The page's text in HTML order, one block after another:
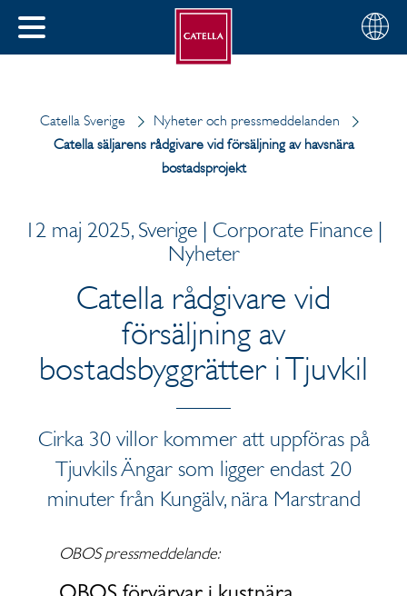
STÄNG
Välj
din
Svenska
Catella Sverige
Nyheter och pressmeddelanden
Catella säljarens rådgivare vid försäljning av havsnära
bostadsprojekt
12 maj 2025, Sverige | Corporate Finance |
Nyheter
Catella rådgivare vid
försäljning av
bostadsbyggrätter i Tjuvkil
Cirka 30 villor kommer att uppföras på
Tjuvkils Ängar som ligger endast 20
minuter från Kungälv, nära Marstrand
OBOS pressmeddelande: